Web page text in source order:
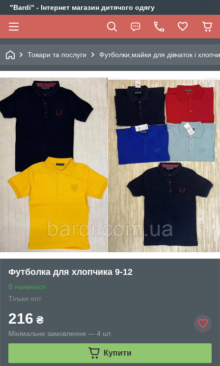
"Bardi" - Інтернет магазин дитячого одягу
Товари та послуги Футболки,майки для дівчаток і
Футболка для хлопчика 9-12
В наявності
Тільки опт
216 ₴
Мінімальне замовлення — 4 шт.
Купити